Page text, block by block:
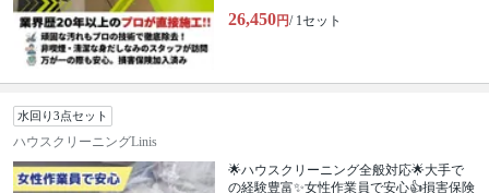
26,450円/ 1セット
水回り3点セット
ハウスクリーニングLinis
🌟ハウスクリーニング全般対応🌟大手で
の経験豊富✨女性作業員で安心👍損害保険